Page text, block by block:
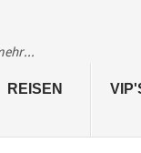
REISEN